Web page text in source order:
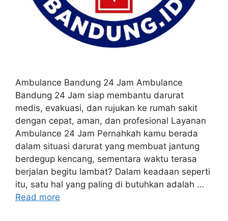
Ambulance Bandung 24 Jam Ambulance
Bandung 24 Jam siap membantu darurat
medis, evakuasi, dan rujukan ke rumah sakit
dengan cepat, aman, dan profesional Layanan
Ambulance 24 Jam Pernahkah kamu berada
dalam situasi darurat yang membuat jantung
berdegup kencang, sementara waktu terasa
berjalan begitu lambat? Dalam keadaan seperti
itu, satu hal yang paling di butuhkan adalah …
Read more